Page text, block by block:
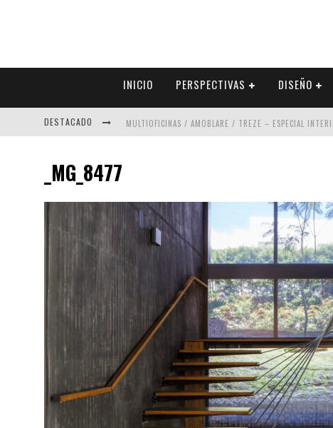
INICIO PERSPECTIVAS DISEÑO
DESTACADO MULTIOFICINAS / AMOBLARE / TREZE – ESPECIAL
ADRIANA HOYOS DESIGN STUDIO – ESPECIAL
_MG_8477